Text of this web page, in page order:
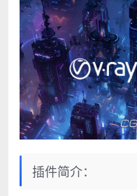
插件简介：